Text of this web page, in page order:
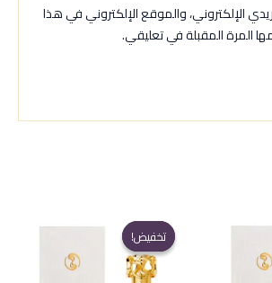
الإلكتروني، والموقع الإلكتروني في هذا
المرة المقبلة في تعليقي.
تخفيض!
تخفيض!